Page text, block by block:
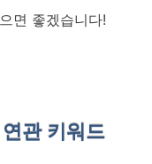
면 좋겠습니다!
관 키워드